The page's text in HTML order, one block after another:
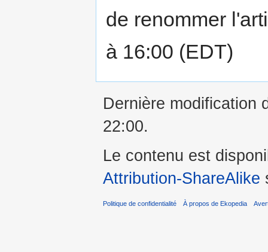
de renommer
à 16:00 (EDT)
Dernière modification
22:00.
Le contenu est
Attribution-ShareAlike
Politique de confidentialité À propos de Ekopedia